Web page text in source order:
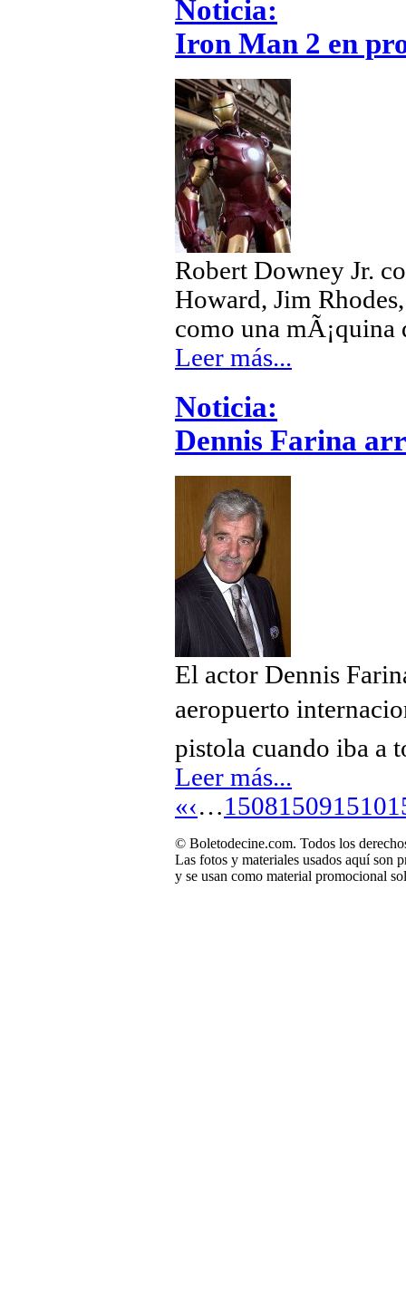
Noticia:
Iron Man 2 en
Robert Downey Jr.
Howard, Jim
como una mÃ¡quina
Leer más...
Noticia:
Dennis Farina
El actor Dennis
aeropuerto
pistola cuando iba a
Leer más...
«‹…150815091510
© Boletodecine.com. Todos los
Las fotos y materiales usados aquí son
y se usan como material promocional